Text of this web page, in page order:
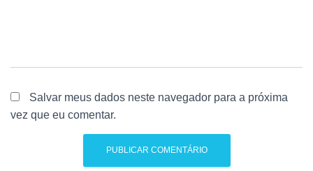
Salvar meus dados neste navegador para a próxima
vez que eu comentar.